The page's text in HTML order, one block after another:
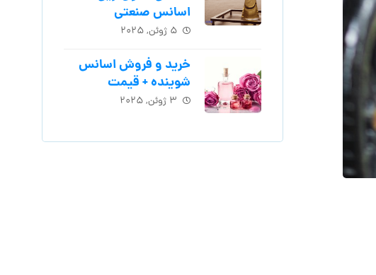
اسانس‌ صنعتی
۵ ژوئن, ۲۰۲۵
خرید و فروش اسانس
شوینده + قیمت
۳ ژوئن, ۲۰۲۵